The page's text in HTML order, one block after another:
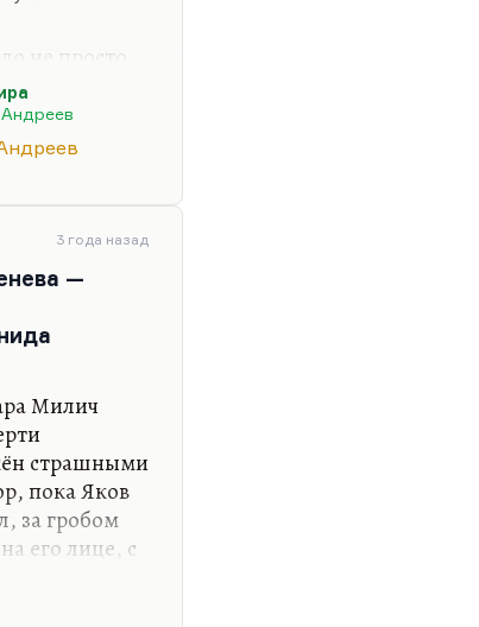
не просто
рот. Он
либо
3 года назад
—
Милич
страшными
пока Яков
за гробом
его лице, с
и в